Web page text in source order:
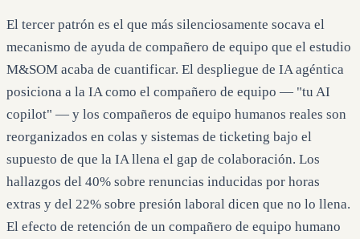
El tercer patrón es el que más silenciosamente socava el
mecanismo de ayuda de compañero de equipo que el estudio
M&SOM acaba de cuantificar. El despliegue de IA agéntica
posiciona a la IA como el compañero de equipo — "tu AI
copilot" — y los compañeros de equipo humanos reales son
reorganizados en colas y sistemas de ticketing bajo el
supuesto de que la IA llena el gap de colaboración. Los
hallazgos del 40% sobre renuncias inducidas por horas
extras y del 22% sobre presión laboral dicen que no lo llena.
El efecto de retención de un compañero de equipo humano